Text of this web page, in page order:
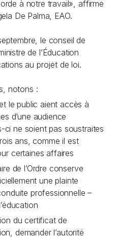
à notre travail», affirme
De Palma, EAO.
le conseil de
de l’Éducation
au projet de loi.
notons :
le public aient accès à
d’une audience
ci ne soient pas soustraites
ans, comme il est
certaines affaires
de l’Ordre conserve
une plainte
professionnelle –
du certificat de
demander l’autorité